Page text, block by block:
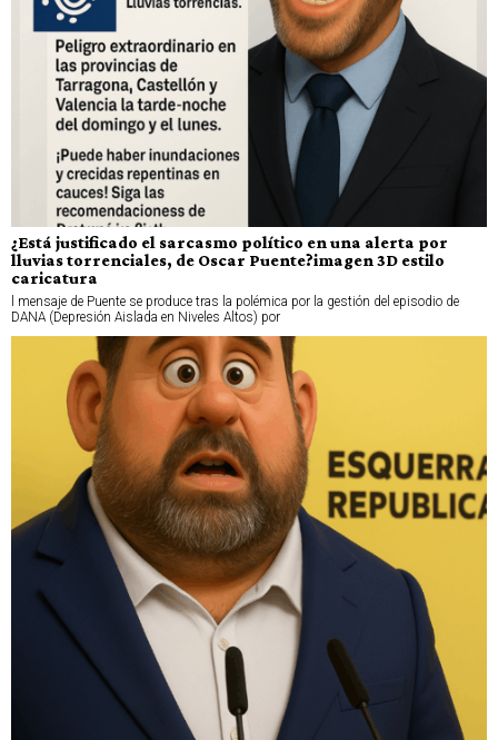
¿Está justificado el sarcasmo político en una alerta por
lluvias torrenciales, de Oscar Puente?imagen 3D estilo
caricatura
l mensaje de Puente se produce tras la polémica por la gestión del episodio de
DANA (Depresión Aislada en Niveles Altos) por